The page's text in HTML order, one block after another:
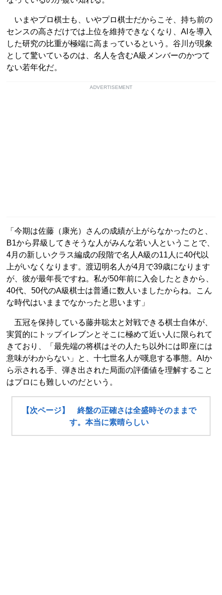
いまやプロ棋士も、いやプロ棋士だからこそ、持ち前の
センスの高さだけでは上位を維持できなくなり、AIを導入
した研究の比重が極端に高まっているという。谷川が現象
として驚いているのは、名人を含むA級メンバーのかつて
ない若年化だ。
ADVERTISEMENT
「今期は佐藤（康光）さんの成績が上がらなかったのと、
B1から昇級してきそうな人がみんな若い人ということで、
4月の新しいクラス編成の段階で名人A級の11人に40代以
上がいなくなります。渡辺明名人が4月で39歳になります
が、彼が最年長ですね。私が50年前に入会したときから、
40代、50代のA級棋士は普通に数人いましたからね。こん
な時代はいままでなかったと思います」
五冠を保持している藤井聡太と対戦できる棋士自体が、
実質的にトップイレブンとそこに極めて近い人に限られて
きており、「最先端の将棋はその人たち以外には即座には
意味がわからない」と、十七世名人が嘆息する事態。AIか
ら示される手、弾き出された局面の評価値を理解すること
はプロにも難しいのだという。
【次ページ】 終盤の正確さは全盛時そのままで
す。本当に素晴らしい